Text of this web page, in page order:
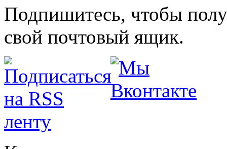
Подпишитесь, чтобы
свой почтовый ящик.